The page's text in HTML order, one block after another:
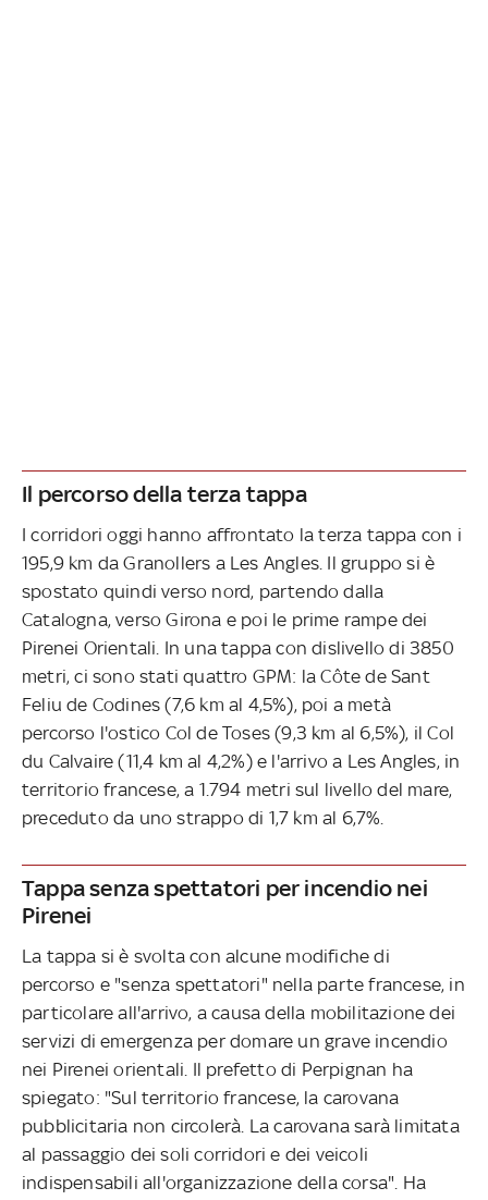
Il percorso della terza tappa
I corridori oggi hanno affrontato la terza tappa con i
195,9 km da Granollers a Les Angles. Il gruppo si è
spostato quindi verso nord, partendo dalla
Catalogna, verso Girona e poi le prime rampe dei
Pirenei Orientali. In una tappa con dislivello di 3850
metri, ci sono stati quattro GPM: la Côte de Sant
Feliu de Codines (7,6 km al 4,5%), poi a metà
percorso l'ostico Col de Toses (9,3 km al 6,5%), il Col
du Calvaire (11,4 km al 4,2%) e l'arrivo a Les Angles, in
territorio francese, a 1.794 metri sul livello del mare,
preceduto da uno strappo di 1,7 km al 6,7%.
Tappa senza spettatori per incendio nei
Pirenei
La tappa si è svolta con alcune modifiche di
percorso e "senza spettatori" nella parte francese, in
particolare all'arrivo, a causa della mobilitazione dei
servizi di emergenza per domare un grave incendio
nei Pirenei orientali. Il prefetto di Perpignan ha
spiegato: "Sul territorio francese, la carovana
pubblicitaria non circolerà. La carovana sarà limitata
al passaggio dei soli corridori e dei veicoli
indispensabili all'organizzazione della corsa". Ha